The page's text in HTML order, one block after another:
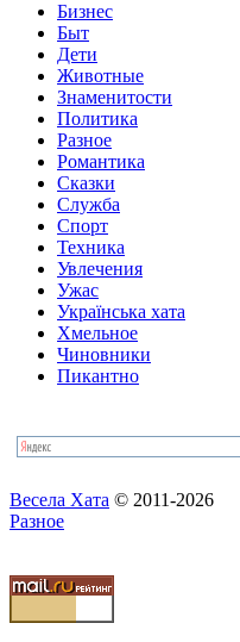
Бизнес
Быт
Дети
Животные
Знаменитости
Политика
Разное
Романтика
Сказки
Служба
Спорт
Техника
Увлечения
Ужас
Українська хата
Хмельное
Чиновники
Пикантно
Весела Хата © 2011-2026
Разное